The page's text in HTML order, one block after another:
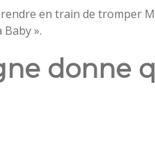
en train de tromper
».
donne